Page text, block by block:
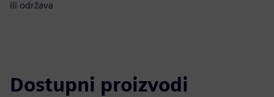
ili održava
Dostupni proizvodi